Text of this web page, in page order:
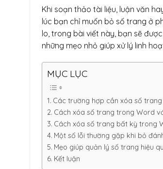
Khi soạn thảo tài liệu, luận văn
lúc bạn chỉ muốn bỏ số trang ở
lo, trong bài viết này, bạn sẽ
những mẹo nhỏ giúp xử lý linh
MỤC LỤC
Các trường hợp cần xóa số
Cách xóa số trang trong Word
Cách xóa số trang bất kỳ trong
Một số lỗi thường gặp khi bỏ
Mẹo giúp quản lý số trang hiệu
Kết luận